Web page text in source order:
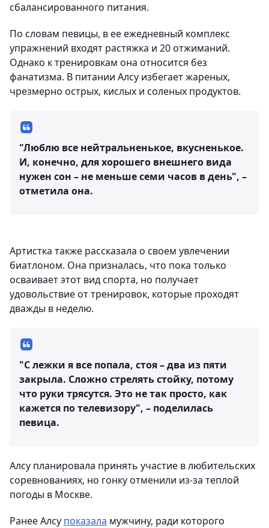
сбалансированного питания.
По словам певицы, в ее ежедневный комплекс
упражнений входят растяжка и 20 отжиманий.
Однако к тренировкам она относится без
фанатизма. В питании Алсу избегает жареных,
чрезмерно острых, кислых и соленых продуктов.
"Люблю все нейтральненькое, вкусненькое.
И, конечно, для хорошего внешнего вида
нужен сон – не меньше семи часов в день", –
отметила она.
Артистка также рассказала о своем увлечении
биатлоном. Она призналась, что пока только
осваивает этот вид спорта, но получает
удовольствие от тренировок, которые проходят
дважды в неделю.
"С лежки я все попала, стоя – два из пяти
закрыла. Сложно стрелять стойку, потому
что руки трясутся. Это не так просто, как
кажется по телевизору", – поделилась
певица.
Алсу планировала принять участие в любительских
соревнованиях, но гонку отменили из-за теплой
погоды в Москве.
Ранее Алсу показала мужчину, ради которого